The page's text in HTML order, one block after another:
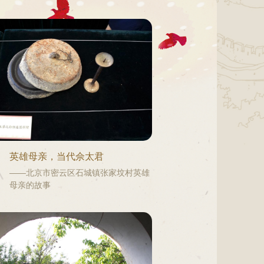
英雄母亲，当代佘太君
——北京市密云区石城镇张家坟村英雄
母亲的故事